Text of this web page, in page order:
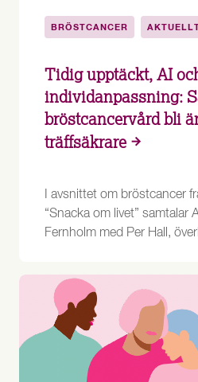
BRÖSTCANCER
Tidig upptäckt, AI
individanpassning:
bröstcancervård bli
träffsäkrare
I avsnittet om bröstcancer
“Snacka om livet” samtalar
Fernholm med Per Hall,